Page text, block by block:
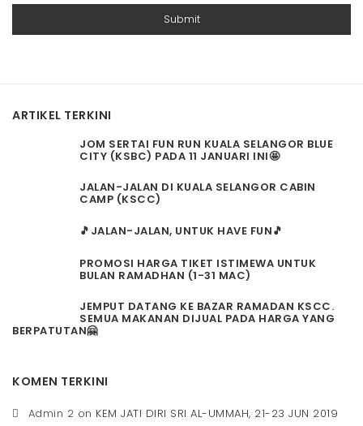
ARTIKEL TERKINI
JOM SERTAI FUN RUN KUALA SELANGOR BLUE
CITY (KSBC) PADA 11 JANUARI INI🤩
JALAN-JALAN DI KUALA SELANGOR CABIN
CAMP (KSCC)
🎵JALAN-JALAN, UNTUK HAVE FUN🎵
PROMOSI HARGA TIKET ISTIMEWA UNTUK
BULAN RAMADHAN (1-31 MAC)
JEMPUT DATANG KE BAZAR RAMADAN KSCC.
SEMUA MAKANAN DIJUAL PADA HARGA YANG
BERPATUTAN🤗
KOMEN TERKINI
Admin 2 on KEM JATI DIRI SRI AL-UMMAH, 21-23 JUN 2019